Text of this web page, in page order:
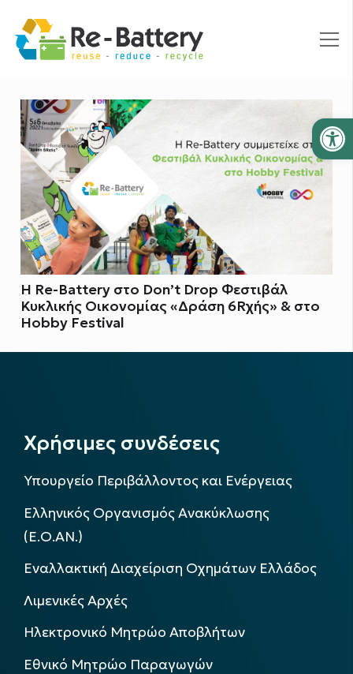
Η Re-Battery στο Don’t Drop Φεστιβάλ
Κυκλικής Οικονομίας «Δράση 6Rχής» & στο
Hobby Festival
Χρήσιμες συνδέσεις
Υπουργείο Περιβάλλοντος και Ενέργειας
Ελληνικός Οργανισμός Ανακύκλωσης
(Ε.Ο.ΑΝ.)
Εναλλακτική Διαχείριση Οχημάτων Ελλάδος
Λιμενικές Αρχές
Ηλεκτρονικό Μητρώο Αποβλήτων
Εθνικό Μητρώο Παραγωγών